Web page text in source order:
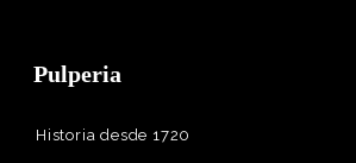
Pulperia
Historia desde 1720